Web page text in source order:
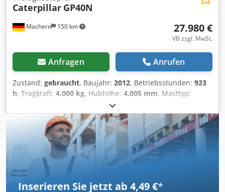
Machern 150 km
Caterpillar GP40N
27.980 €
VB zzgl. MwSt.
Anfragen Anrufen
Zustand: gebraucht, Baujahr: 2012, Betriebsstunden: 923
h, Tragkraft: 4.000 kg, Hubhöhe: 4.005 mm, Masttyp:
2.700 mm, Leistung:
Gabellänge:1.200 mm, Leergewicht:6.095 kg,
Gesamtlänge:3.000 mm, Antriebsart: Treibgas, Baubreite:
1.415 mm, Treibgasstapler Lastschwerpunkt: 500
Gabelbreite: 125 mm Gabeldicke: 50 mm Masttyp:
Standard Zustand Technisch: sehr gut Bereifung vorne
Typ: Luft Bereifung vorne Zustand: 60 - 80% Chedpfx Ajl
Hbmpsngja Bereifung hinten Typ: Luft Bereifung hinten
Zustand: 60 - 80% Beschreibung: Gebrauchtgerät in gutem
Inserieren Sie jetzt ab 4,49 €*